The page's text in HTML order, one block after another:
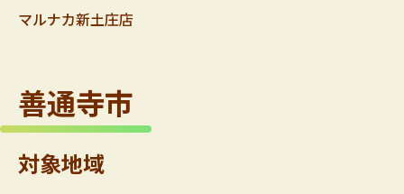
マルナカ新土庄店
善通寺市
対象地域